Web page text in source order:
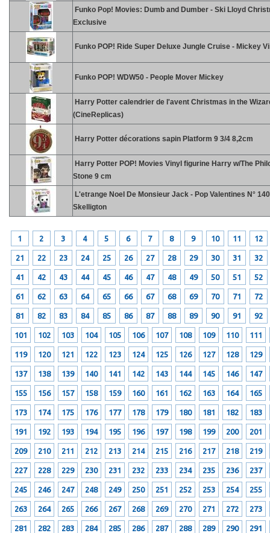
Funko Pop! Movies: Dumb and Dumber - Ski Lloyd
Exclusive
Funko POP! Ride Super Deluxe Jungle Cruise - Mickey
Funko POP! WDW50 - People Mover Mickey
Harry Potter calendrier de l'avent Christmas in the
(CineReplicas)
Harry Potter décorations sapin Platform 9 3/4 8,2cm
Harry Potter POP! Movies Vinyl figurine Harry w/The
Stone 9 cm
L'etrange Noel De Monsieur Jack - Pop Valentines N°
Skelligton
1 2 3 4 5 6 7 8 9 10 11 12
21 22 23 24 25 26 27 28 29 30 31 32
41 42 43 44 45 46 47 48 49 50 51 52
61 62 63 64 65 66 67 68 69 70 71 72
81 82 83 84 85 86 87 88 89 90 91 92
101 102 103 104 105 106 107 108 109 110 111
119 120 121 122 123 124 125 126 127 128 129
137 138 139 140 141 142 143 144 145 146 147
155 156 157 158 159 160 161 162 163 164 165
173 174 175 176 177 178 179 180 181 182 183
191 192 193 194 195 196 197 198 199 200 201
209 210 211 212 213 214 215 216 217 218 219
227 228 229 230 231 232 233 234 235 236 237
245 246 247 248 249 250 251 252 253 254 255
263 264 265 266 267 268 269 270 271 272 273
281 282 283 284 285 286 287 288 289 290 291